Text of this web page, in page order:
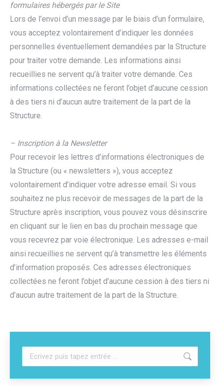
formulaires hébergés par le Site
Lors de l’envoi d’un message par le biais d’un formulaire,
vous acceptez volontairement d’indiquer les données
personnelles éventuellement demandées par la Structure
pour traiter votre demande. Les informations ainsi
recueillies ne servent qu’à traiter votre demande. Ces
informations collectées ne feront l’objet d’aucune cession
à des tiers ni d’aucun autre traitement de la part de la
Structure.
– Inscription à la Newsletter
Pour recevoir les lettres d’informations électroniques de
la Structure (ou « newsletters »), vous acceptez
volontairement d’indiquer votre adresse email. Si vous
souhaitez ne plus recevoir de messages de la part de la
Structure après inscription, vous pouvez vous désinscrire
en cliquant sur le lien en bas du prochain message que
vous recevrez par voie électronique. Les adresses e-mail
ainsi recueillies ne servent qu’à transmettre les éléments
d’information proposés. Ces adresses électroniques
collectées ne feront l’objet d’aucune cession à des tiers ni
d’aucun autre traitement de la part de la Structure.
Recherche
: